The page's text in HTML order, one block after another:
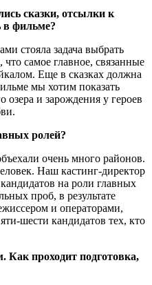
сказки, отсылки к
в фильме?
стояла задача выбрать
самое главное, связанные
Еще в сказках должна
мы хотим показать
озера и зарождения у героев
ролей?
очень много районов.
Наш кастинг-директор
на роли главных
проб, в результате
и операторами,
шести кандидатов тех, кто
Как проходит подготовка,